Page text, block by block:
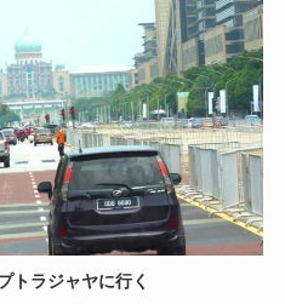
トラジャヤに行く